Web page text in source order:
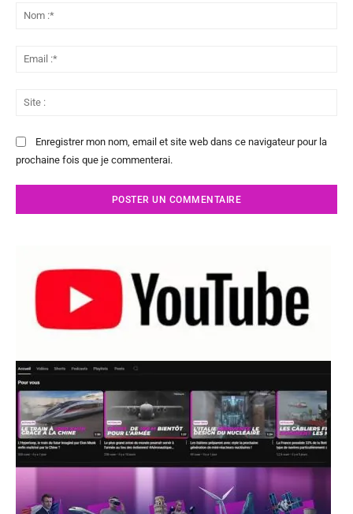
Enregistrer mon nom, email et site web dans ce navigateur pour la
prochaine fois que je commenterai.